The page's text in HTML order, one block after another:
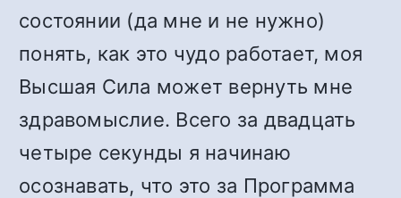
состоянии (да мне и не нужно)
понять, как это чудо работает, моя
Высшая Сила может вернуть мне
здравомыслие. Всего за двадцать
четыре секунды я начинаю
осознавать, что это за Программа